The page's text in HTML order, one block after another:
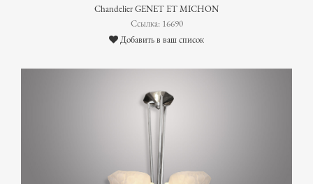
Chandelier GENET ET MICHON
Ссылка: 16690
Добавить в ваш список